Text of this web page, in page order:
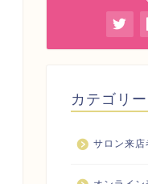
カテゴリー
サロン来店